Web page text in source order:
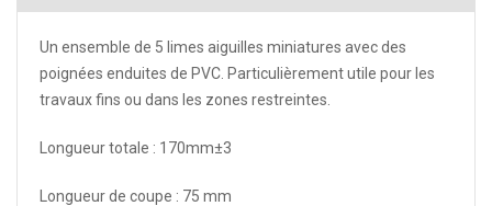
Un ensemble de 5 limes aiguilles miniatures avec des
poignées enduites de PVC. Particulièrement utile pour les
travaux fins ou dans les zones restreintes.
Longueur totale : 170mm±3
Longueur de coupe : 75 mm